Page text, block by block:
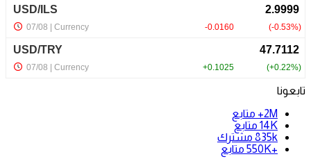
تابعونا
2M+
متابع
14K متابع
835k مشترك
+550K
متابع